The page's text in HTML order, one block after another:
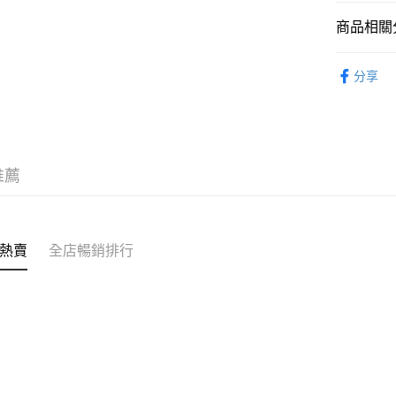
轉數快識
截圖並
送貨方式
商品相關
藥材分享
薦
賣 全店暢銷排行